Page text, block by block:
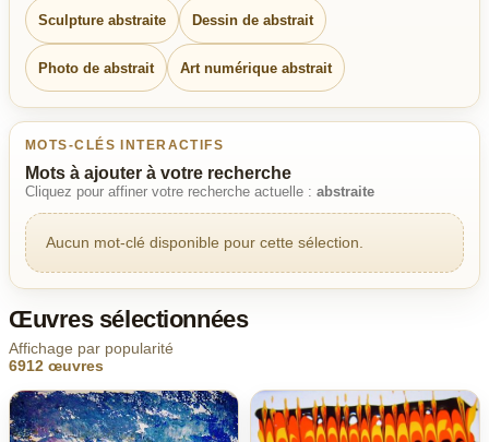
Sculpture abstraite Dessin de abstrait
Photo de abstrait Art numérique abstrait
MOTS-CLÉS INTERACTIFS
Mots à ajouter à votre recherche
Cliquez pour affiner votre recherche actuelle : abstraite
Aucun mot-clé disponible pour cette sélection.
Œuvres sélectionnées
Affichage par popularité
6912 œuvres